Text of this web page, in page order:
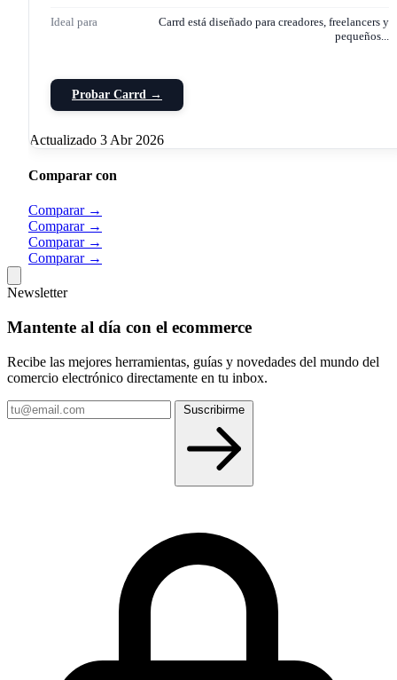
Ideal para
Carrd está diseñado para creadores, freelancers y
pequeños...
Probar Carrd →
Actualizado 3 Abr 2026
Comparar con
Comparar →
Comparar →
Comparar →
Comparar →
Newsletter
Mantente al día con el ecommerce
Recibe las mejores herramientas, guías y novedades del mundo del
comercio electrónico directamente en tu inbox.
Tu
email
Suscribirme